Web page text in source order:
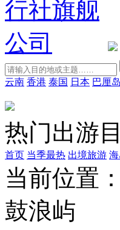
云南 香港 泰国 日本 巴厘岛
热门出游
首页 当季最热 出境旅游
当前位置：
鼓浪屿